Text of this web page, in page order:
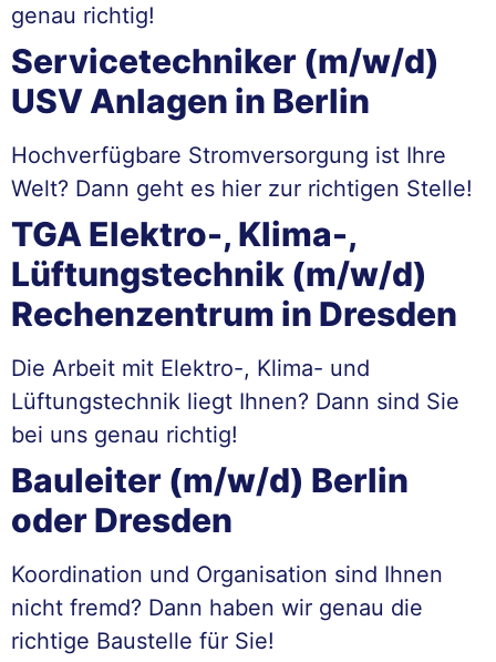
genau richtig!
Servicetechniker (m/w/d)
USV Anlagen in Berlin
Hochverfügbare Stromversorgung ist Ihre
Welt? Dann geht es hier zur richtigen Stelle!
TGA Elektro-, Klima-,
Lüftungstechnik (m/w/d)
Rechenzentrum in Dresden
Die Arbeit mit Elektro-, Klima- und
Lüftungstechnik liegt Ihnen? Dann sind Sie
bei uns genau richtig!
Bauleiter (m/w/d) Berlin
oder Dresden
Koordination und Organisation sind Ihnen
nicht fremd? Dann haben wir genau die
richtige Baustelle für Sie!